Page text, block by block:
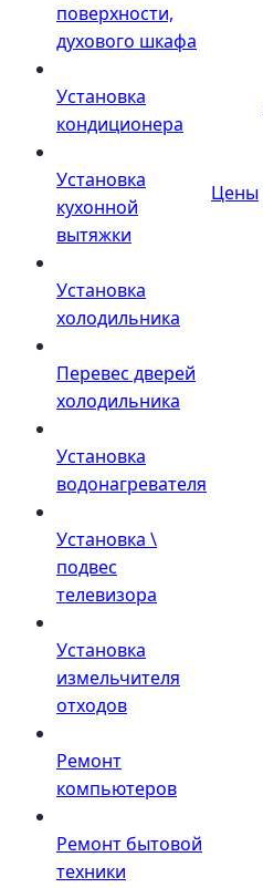
поверхности,
духового шкафа
Установка
кондиционера
Установка
кухонной
вытяжки
Установка
холодильника
Перевес дверей
холодильника
Установка
водонагревателя
Установка \
подвес
телевизора
Установка
измельчителя
отходов
Ремонт
компьютеров
Ремонт бытовой
техники
Цены